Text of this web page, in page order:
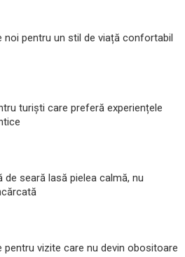
noi pentru un stil de viață confortabil
turiști care preferă experiențele
de seară lasă pielea calmă, nu
pentru vizite care nu devin obositoare